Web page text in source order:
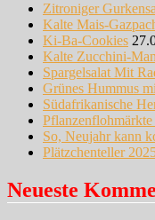
Zitroniger
Kalte Mais-
Ki-Ba-Cookies
Kalte Zucchini-
Spargelsalat Mit
Grünes Hummus
Südafrikanische
So, Neujahr kann
Plätzchenteller
Neueste